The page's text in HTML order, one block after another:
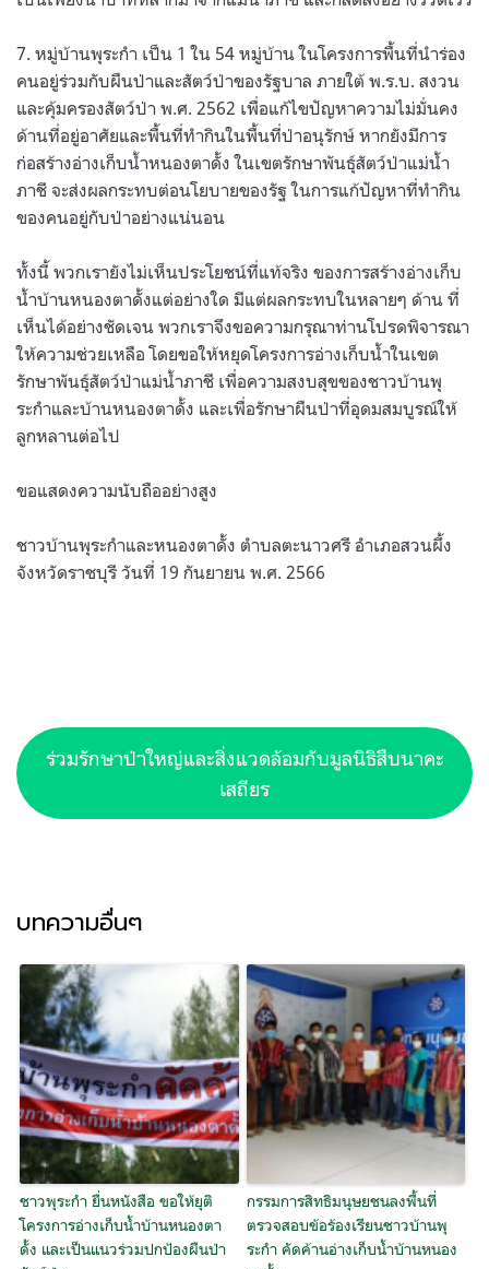
7. หมู่บ้านพุระกำ เป็น 1 ใน 54 หมู่บ้าน ในโครงการพื้นที่นำร่อง
คนอยู่ร่วมกับผืนป่าและสัตว์ป่าของรัฐบาล ภายใต้ พ.ร.บ. สงวน
และคุ้มครองสัตว์ป่า พ.ศ. 2562 เพื่อแก้ไขปัญหาความไม่มั่นคง
ด้านที่อยู่อาศัยและพื้นที่ทำกินในพื้นที่ป่าอนุรักษ์ หากยังมีการ
ก่อสร้างอ่างเก็บน้ำหนองตาดั้ง ในเขตรักษาพันธุ์สัตว์ป่าแม่น้ำ
ภาชี จะส่งผลกระทบต่อนโยบายของรัฐ ในการแก้ปัญหาที่ทำกิน
ของคนอยู่กับป่าอย่างแน่นอน
ทั้งนี้ พวกเรายังไม่เห็นประโยชน์ที่แท้จริง ของการสร้างอ่างเก็บ
น้ำบ้านหนองตาดั้งแต่อย่างใด มีแต่ผลกระทบในหลายๆ ด้าน ที่
เห็นได้อย่างชัดเจน พวกเราจึงขอความกรุณาท่านโปรดพิจารณา
ให้ความช่วยเหลือ โดยขอให้หยุดโครงการอ่างเก็บน้ำในเขต
รักษาพันธุ์สัตว์ป่าแม่น้ำภาชี เพื่อความสงบสุขของชาวบ้านพุ
ระกำและบ้านหนองตาดั้ง และเพื่อรักษาผืนป่าที่อุดมสมบูรณ์ให้
ลูกหลานต่อไป
ขอแสดงความนับถืออย่างสูง
ชาวบ้านพุระกำและหนองตาดั้ง ตำบลตะนาวศรี อำเภอสวนผึ้ง
จังหวัดราชบุรี วันที่ 19 กันยายน พ.ศ. 2566
ร่วมรักษาป่าใหญ่และสิ่งแวดล้อมกับมูลนิธิสืบนาคะ
เสถียร
บทความอื่นๆ
ชาวพุระกำ ยื่นหนังสือ ขอให้ยุติ
โครงการอ่างเก็บน้ำบ้านหนองตา
ดั้ง และเป็นแนวร่วมปกป้องผืนป่า
กรรมการสิทธิมนุษยชนลงพื้นที่
ตรวจสอบข้อร้องเรียนชาวบ้านพุ
ระกำ คัดค้านอ่างเก็บน้ำบ้านหนอง